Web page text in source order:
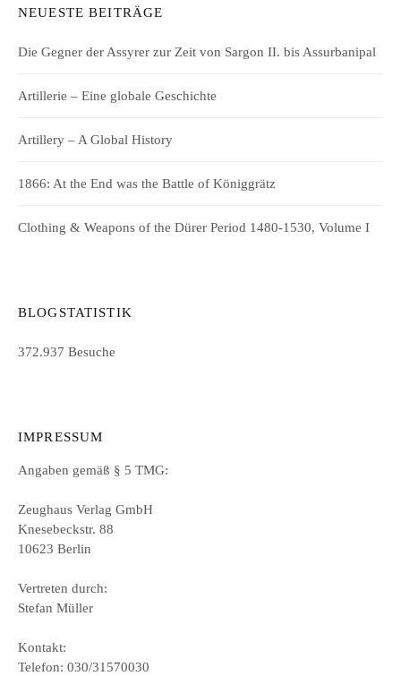
NEUESTE BEITRÄGE
Die Gegner der Assyrer zur Zeit von Sargon II. bis Assurbanipal
Artillerie – Eine globale Geschichte
Artillery – A Global History
1866: At the End was the Battle of Königgrätz
Clothing & Weapons of the Dürer Period 1480-1530, Volume I
BLOGSTATISTIK
372.937 Besuche
IMPRESSUM
Angaben gemäß § 5 TMG:
Zeughaus Verlag GmbH
Knesebeckstr. 88
10623 Berlin
Vertreten durch:
Stefan Müller
Kontakt:
Telefon: 030/31570030